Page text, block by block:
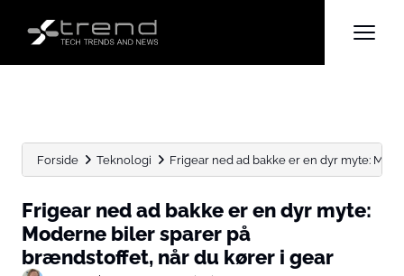
Forside Teknologi Frigear ned ad bakke er en dyr myte:
Frigear ned ad bakke er en dyr myte:
Moderne biler sparer på
brændstoffet, når du kører i gear